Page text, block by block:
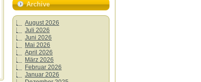
Archive
August 2026
Juli 2026
Juni 2026
Mai 2026
April 2026
März 2026
Februar 2026
Januar 2026